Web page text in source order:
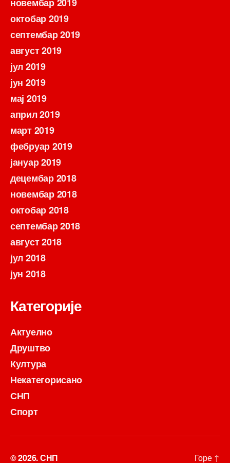
новембар 2019
октобар 2019
септембар 2019
август 2019
јул 2019
јун 2019
мај 2019
април 2019
март 2019
фебруар 2019
јануар 2019
децембар 2018
новембар 2018
октобар 2018
септембар 2018
август 2018
јул 2018
јун 2018
Категорије
Актуелно
Друштво
Култура
Некатегорисано
СНП
Спорт
© 2026.СНП Горе ↑